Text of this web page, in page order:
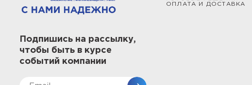
ОПЛАТА И ДОСТАВКА
Подпишись на рассылку,
чтобы быть в курсе
событий компании